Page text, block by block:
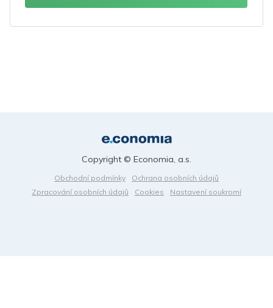
Obchodní podmínky
Ochrana osobních údajů
Zpracování osobních údajů
Cookies Nastavení soukromí
Copyright © Economia, a.s.